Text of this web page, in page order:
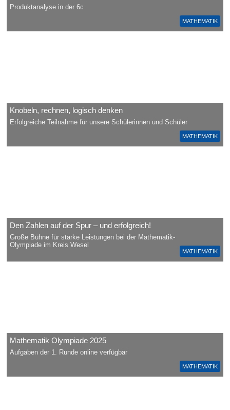
MATHEMATIK
Produktanalyse in der 6c
MATHEMATIK
Knobeln, rechnen, logisch denken
Erfolgreiche Teilnahme für unsere Schülerinnen und Schüler
MATHEMATIK
Den Zahlen auf der Spur – und erfolgreich!
Große Bühne für starke Leistungen bei der Mathematik-
Olympiade im Kreis Wesel
MATHEMATIK
Mathematik Olympiade 2025
Aufgaben der 1. Runde online verfügbar